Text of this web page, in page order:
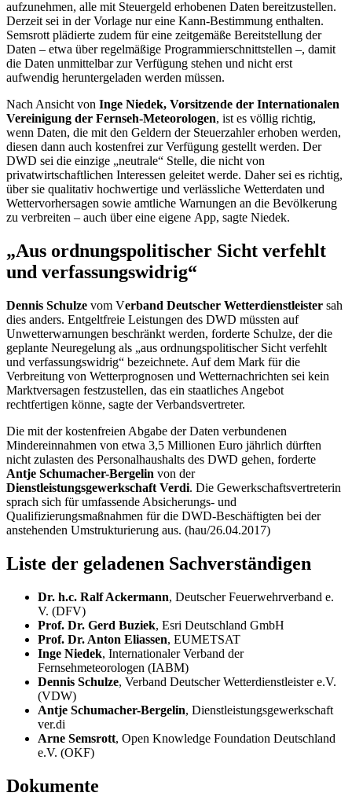
aufzunehmen, alle mit Steuergeld erhobenen Daten bereitzustellen.
Derzeit sei in der Vorlage nur eine Kann-Bestimmung enthalten.
Semsrott plädierte zudem für eine zeitgemäße Bereitstellung der
Daten – etwa über regelmäßige Programmierschnittstellen –, damit
die Daten unmittelbar zur Verfügung stehen und nicht erst
aufwendig heruntergeladen werden müssen.
Nach Ansicht von Inge Niedek, Vorsitzende der Internationalen
Vereinigung der Fernseh-Meteorologen, ist es völlig richtig,
wenn Daten, die mit den Geldern der Steuerzahler erhoben werden,
diesen dann auch kostenfrei zur Verfügung gestellt werden. Der
DWD sei die einzige „neutrale“ Stelle, die nicht von
privatwirtschaftlichen Interessen geleitet werde. Daher sei es richtig,
über sie qualitativ hochwertige und verlässliche Wetterdaten und
Wettervorhersagen sowie amtliche Warnungen an die Bevölkerung
zu verbreiten – auch über eine eigene App, sagte Niedek.
„Aus ordnungspolitischer Sicht verfehlt
und verfassungswidrig“
Dennis Schulze vom Verband Deutscher Wetterdienstleister sah
dies anders. Entgeltfreie Leistungen des DWD müssten auf
Unwetterwarnungen beschränkt werden, forderte Schulze, der die
geplante Neuregelung als „aus ordnungspolitischer Sicht verfehlt
und verfassungswidrig“ bezeichnete. Auf dem Mark für die
Verbreitung von Wetterprognosen und Wetternachrichten sei kein
Marktversagen festzustellen, das ein staatliches Angebot
rechtfertigen könne, sagte der Verbandsvertreter.
Die mit der kostenfreien Abgabe der Daten verbundenen
Mindereinnahmen von etwa 3,5 Millionen Euro jährlich dürften
nicht zulasten des Personalhaushalts des DWD gehen, forderte
Antje Schumacher-Bergelin von der
Dienstleistungsgewerkschaft Verdi. Die Gewerkschaftsvertreterin
sprach sich für umfassende Absicherungs- und
Qualifizierungsmaßnahmen für die DWD-Beschäftigten bei der
anstehenden Umstrukturierung aus. (hau/26.04.2017)
Liste der geladenen Sachverständigen
Dr. h.c. Ralf Ackermann, Deutscher Feuerwehrverband e.
V. (DFV)
Prof. Dr. Gerd Buziek, Esri Deutschland GmbH
Prof. Dr. Anton Eliassen, EUMETSAT
Inge Niedek, Internationaler Verband der
Fernsehmeteorologen (IABM)
Dennis Schulze, Verband Deutscher Wetterdienstleister e.V.
(VDW)
Antje Schumacher-Bergelin, Dienstleistungsgewerkschaft
ver.di
Arne Semsrott, Open Knowledge Foundation Deutschland
e.V. (OKF)
Dokumente